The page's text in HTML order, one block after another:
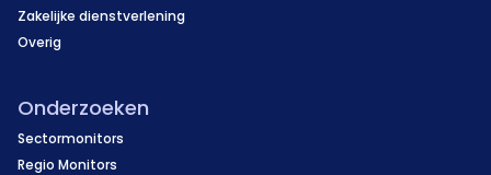
Zakelijke dienstverlening
Overig
Onderzoeken
Sectormonitors
Regio Monitors